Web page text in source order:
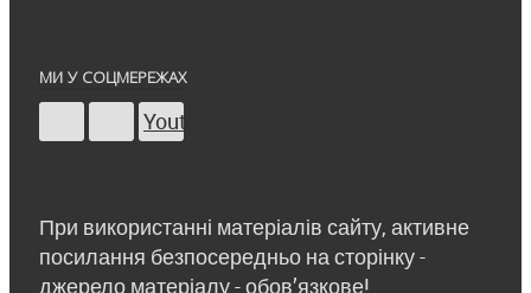
МИ У СОЦМЕРЕЖАХ
Youtube
При використанні матеріалів сайту, активне
посилання безпосередньо на сторінку -
джерело матеріалу - обов’язкове!